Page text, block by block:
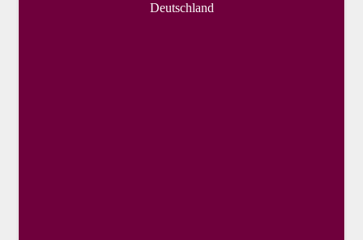
Deutschland